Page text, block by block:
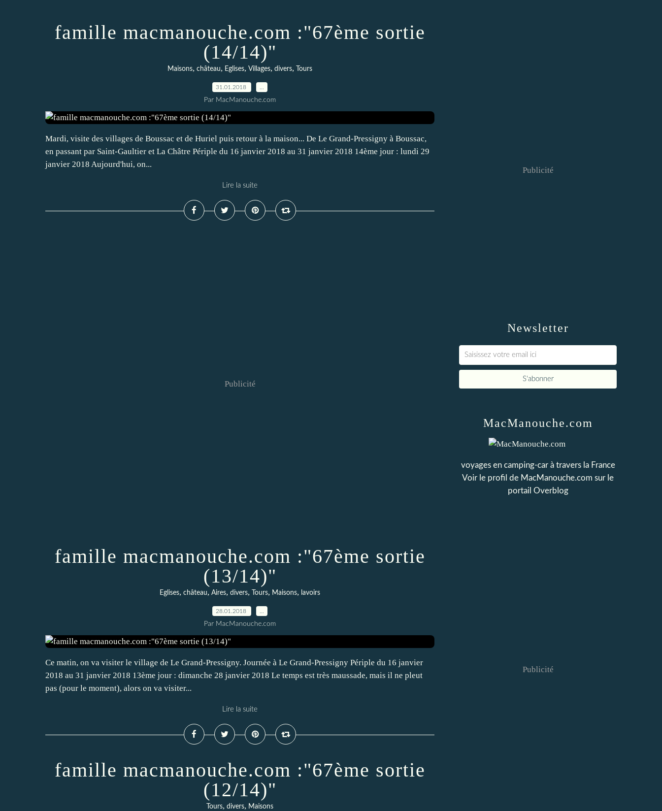
famille macmanouche.com :"67ème sortie
(14/14)"
Maisons, château, Eglises, Villages, divers, Tours
31.01.2018
Par MacManouche.com
Mardi, visite des villages de Boussac et de Huriel puis retour à la maison... De Le Grand-Pressigny à Boussac,
en passant par Saint-Gaultier et La Châtre Périple du 16 janvier 2018 au 31 janvier 2018 14ème jour : lundi 29
janvier 2018 Aujourd'hui, on...
Lire la suite
Publicité
famille macmanouche.com :"67ème sortie
(13/14)"
Eglises, château, Aires, divers, Tours, Maisons, lavoirs
28.01.2018
Par MacManouche.com
Ce matin, on va visiter le village de Le Grand-Pressigny. Journée à Le Grand-Pressigny Périple du 16 janvier
2018 au 31 janvier 2018 13ème jour : dimanche 28 janvier 2018 Le temps est très maussade, mais il ne pleut
pas (pour le moment), alors on va visiter...
Lire la suite
famille macmanouche.com :"67ème sortie
(12/14)"
Tours, divers, Maisons
Newsletter
Publicité
MacManouche.com
voyages en camping-car à travers la France
Voir le profil de MacManouche.com sur le
portail Overblog
Publicité